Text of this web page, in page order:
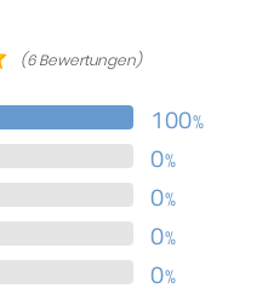
(6 Bewertungen)
100%
0%
0%
0%
0%